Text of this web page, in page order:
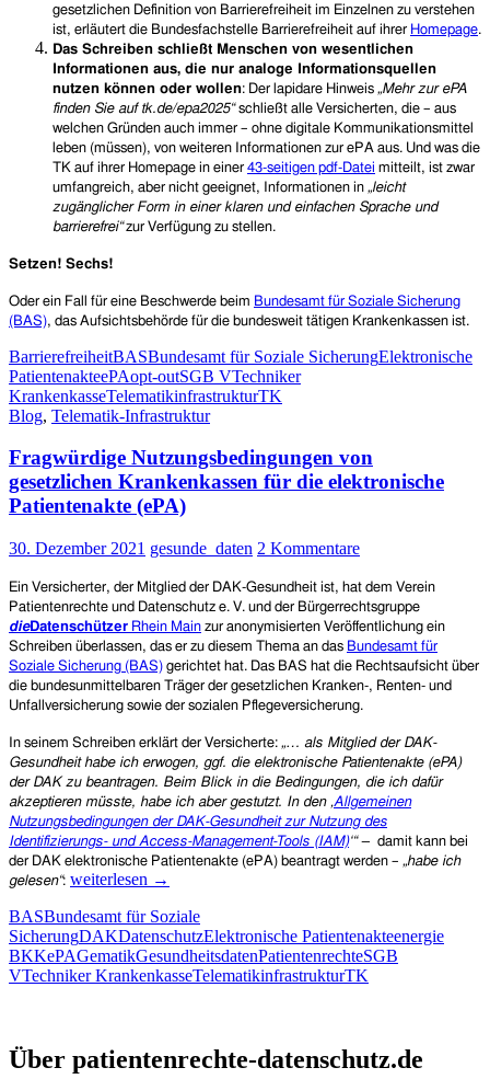
gesetzlichen Definition von Barrierefreiheit im Einzelnen zu verstehen
ist, erläutert die Bundesfachstelle Barrierefreiheit auf ihrer Homepage.
Das Schreiben schließt Menschen von wesentlichen
Informationen aus, die nur analoge Informationsquellen
nutzen können oder wollen: Der lapidare Hinweis „Mehr zur ePA
finden Sie auftk.de/epa2025“ schließt alle Versicherten, die – aus
welchen Gründen auch immer – ohne digitale Kommunikationsmittel
leben (müssen), von weiteren Informationen zur ePA aus. Und was die
TK auf ihrer Homepage in einer 43-seitigen pdf-Datei mitteilt, ist zwar
umfangreich, aber nicht geeignet, Informationen in „leicht
zugänglicherForm in einer klaren und einfachen Sprache und
barrierefrei“zur Verfügung zu stellen.
Setzen! Sechs!
Oder ein Fall für eine Beschwerde beim Bundesamt für Soziale Sicherung
(BAS), das Aufsichtsbehörde für die bundesweit tätigen Krankenkassen ist.
BarrierefreiheitBASBundesamt für Soziale SicherungElektronische
PatientenakteePAopt-outSGB VTechniker
KrankenkasseTelematikinfrastrukturTK
Blog, Telematik-Infrastruktur
Fragwürdige Nutzungsbedingungen von
gesetzlichen Krankenkassen für die elektronische
Patientenakte (ePA)
30. Dezember 2021 gesunde_daten 2 Kommentare
Ein Versicherter, der Mitglied der DAK-Gesundheit ist, hat dem Verein
Patientenrechte und Datenschutz e. V. und der Bürgerrechtsgruppe
dieDatenschützer Rhein Main zur anonymisierten Veröffentlichung ein
Schreiben überlassen, das er zu diesem Thema an das Bundesamt für
Soziale Sicherung (BAS) gerichtet hat. Das BAS hat die Rechtsaufsicht über
die bundesunmittelbaren Träger der gesetzlichen Kranken-, Renten- und
Unfallversicherung sowie der sozialen Pflegeversicherung.
In seinem Schreiben erklärt der Versicherte: „… als Mitglied der DAK-
Gesundheit habe ich erwogen, ggf. die elektronische Patientenakte (ePA)
der DAK zu beantragen. Beim Blick in die Bedingungen, die ich dafür
akzeptieren müsste, habe ich aber gestutzt. In den ‚Allgemeinen
Nutzungsbedingungen der DAK-Gesundheit zur Nutzung des
Identifizierungs- und Access-Management-Tools (IAM)‘“– damit kann bei
der DAK elektronische Patientenakte (ePA) beantragt werden – „habe ich
gelesen“: Fragwürdige
von
gesetzlichen
Krankenkassen
für
(ePA)
weiterlesen →
BASBundesamt für Soziale
SicherungDAKDatenschutzElektronische Patientenakteenergie
BKKePAGematikGesundheitsdatenPatientenrechteSGB
VTechniker KrankenkasseTelematikinfrastrukturTK
Patientenrechte und Datenschutz e.V.
Über patientenrechte-datenschutz.de